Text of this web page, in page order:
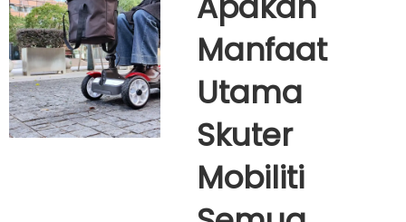
Manfaat
Utama
Skuter
Mobiliti